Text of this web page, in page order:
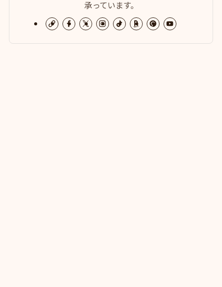
承っています。